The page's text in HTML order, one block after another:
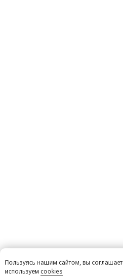
Пользуясь нашим сайтом, вы
используем cookies